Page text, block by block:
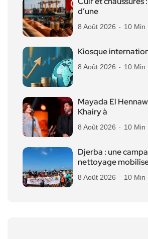
d’une
8 Août 2026 10 Min
Kiosque
8 Août 2026 10 Min
Mayada El
Khairy à
8 Août 2026 10 Min
Djerba : une
nettoyage
8 Août 2026 10 Min